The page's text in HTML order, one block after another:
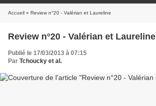
Accueil » Review n°20 - Valérian et Laureline
Review n°20 - Valérian et Laureline
Publié le 17/03/2013 à 07:15
Par Tchoucky et al.